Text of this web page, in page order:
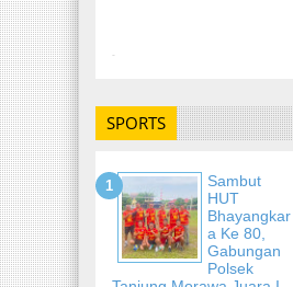
-
SPORTS
Sambut
HUT
Bhayangkar
A Ke 80,
Gabungan
Polsek